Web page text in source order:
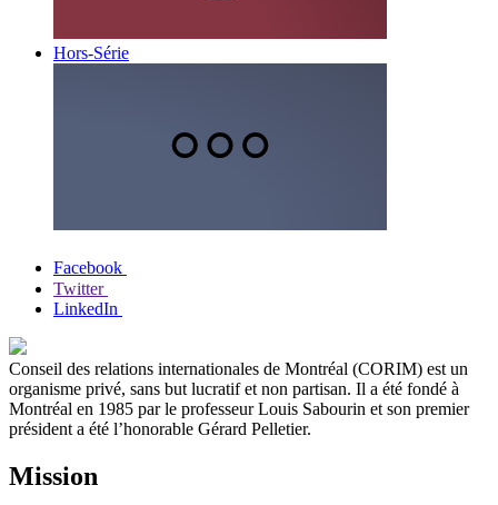
Hors-Série
Facebook
Twitter
LinkedIn
Conseil des relations internationales de Montréal (CORIM) est un
organisme privé, sans but lucratif et non partisan. Il a été fondé à
Montréal en 1985 par le professeur Louis Sabourin et son premier
président a été l’honorable Gérard Pelletier.
Mission